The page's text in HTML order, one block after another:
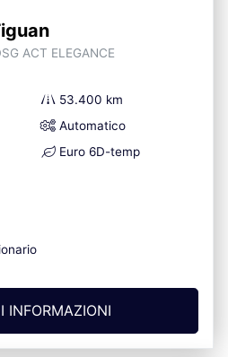
ACT ELEGANCE
53.400 km
Automatico
Euro 6D-temp
INFORMAZIONI